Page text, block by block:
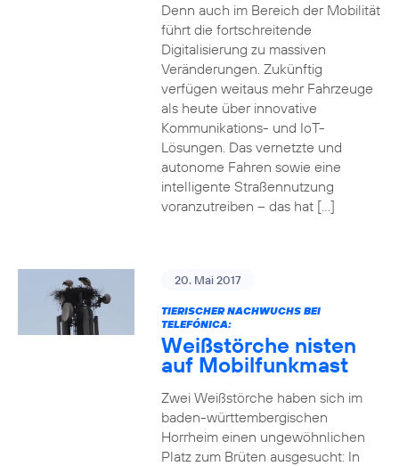
Denn auch im Bereich der Mobilität
führt die fortschreitende
Digitalisierung zu massiven
Veränderungen. Zukünftig
verfügen weitaus mehr Fahrzeuge
als heute über innovative
Kommunikations- und IoT-
Lösungen. Das vernetzte und
autonome Fahren sowie eine
intelligente Straßennutzung
voranzutreiben – das hat […]
20. Mai 2017
TIERISCHER NACHWUCHS BEI
TELEFÓNICA:
Weißstörche nisten
auf Mobilfunkmast
Zwei Weißstörche haben sich im
baden-württembergischen
Horrheim einen ungewöhnlichen
Platz zum Brüten ausgesucht: In